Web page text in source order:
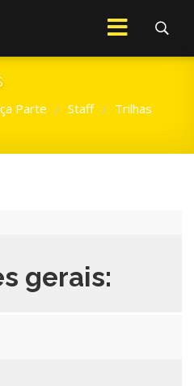
Parte / Staff / Trilhas
gerais: